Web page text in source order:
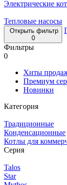
Электрические
Тепловые насосы
Открыть фильтр
0
Фильтры
0
Хиты
Премиум
Новинки
Категория
Традиционные
Конденсационные
Котлы для
Серия
Talos
Star